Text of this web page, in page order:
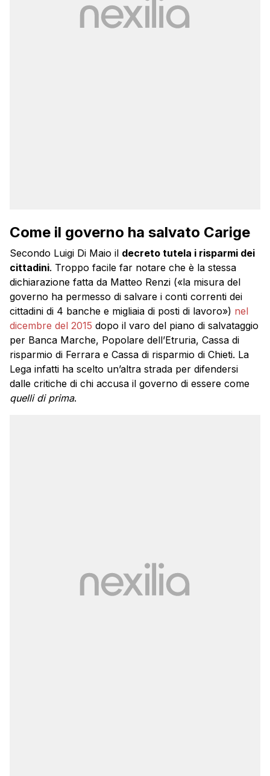
Come il governo ha salvato Carige
Secondo Luigi Di Maio il decreto tutela i risparmi dei
cittadini. Troppo facile far notare che è la stessa
dichiarazione fatta da Matteo Renzi («la misura del
governo ha permesso di salvare i conti correnti dei
cittadini di 4 banche e migliaia di posti di lavoro») nel
dicembre del 2015 dopo il varo del piano di salvataggio
per Banca Marche, Popolare dell’Etruria, Cassa di
risparmio di Ferrara e Cassa di risparmio di Chieti. La
Lega infatti ha scelto un’altra strada per difendersi
dalle critiche di chi accusa il governo di essere come
quelli di prima.